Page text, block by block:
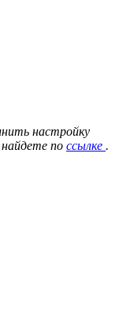
настройку
по ссылке .